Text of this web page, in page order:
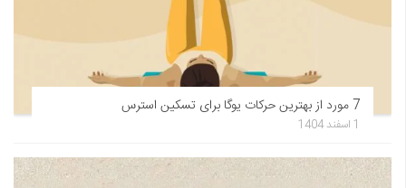
7 مورد از بهترین حرکات یوگا برای تسکین استرس
1 اسفند 1404